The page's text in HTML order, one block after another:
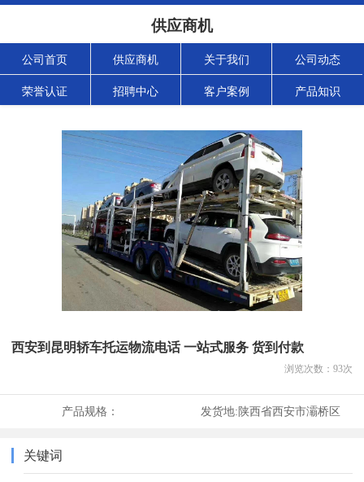
供应商机
公司首页 供应商机 关于我们 公司动态
荣誉认证 招聘中心 客户案例 产品知识
西安到昆明轿车托运物流电话 一站式服务 货到付款
浏览次数： 93次
产品规格： 发货地:陕西省西安市灞桥区
关键词